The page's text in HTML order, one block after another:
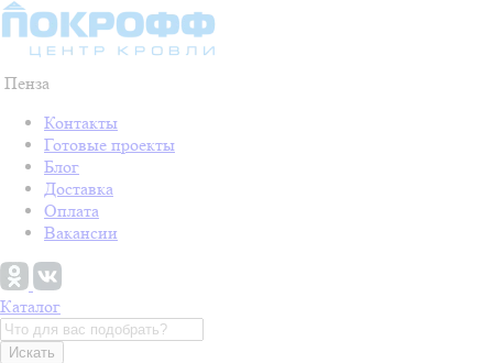
Пенза
Контакты
Готовые проекты
Блог
Доставка
Оплата
Вакансии
Каталог
Искать